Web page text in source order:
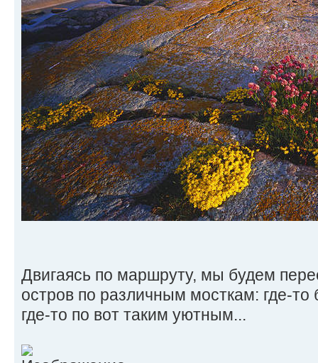
Двигаясь по маршруту, мы будем
остров по различным мосткам: где-
где-то по вот таким уютным...